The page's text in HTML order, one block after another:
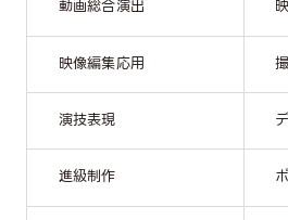
動画総合演出
映像編集応用
演技表現
進級制作